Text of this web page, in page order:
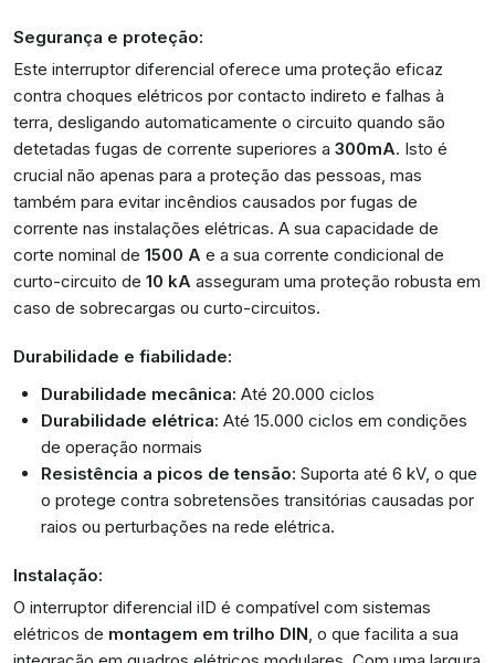
Segurança e proteção:
Este interruptor diferencial oferece uma proteção eficaz
contra choques elétricos por contacto indireto e falhas à
terra, desligando automaticamente o circuito quando são
detetadas fugas de corrente superiores a 300mA. Isto é
crucial não apenas para a proteção das pessoas, mas
também para evitar incêndios causados por fugas de
corrente nas instalações elétricas. A sua capacidade de
corte nominal de 1500 A e a sua corrente condicional de
curto-circuito de 10 kA asseguram uma proteção robusta em
caso de sobrecargas ou curto-circuitos.
Durabilidade e fiabilidade:
Durabilidade mecânica: Até 20.000 ciclos
Durabilidade elétrica: Até 15.000 ciclos em condições
de operação normais
Resistência a picos de tensão: Suporta até 6 kV, o que
o protege contra sobretensões transitórias causadas por
raios ou perturbações na rede elétrica.
Instalação:
O interruptor diferencial iID é compatível com sistemas
elétricos de montagem em trilho DIN, o que facilita a sua